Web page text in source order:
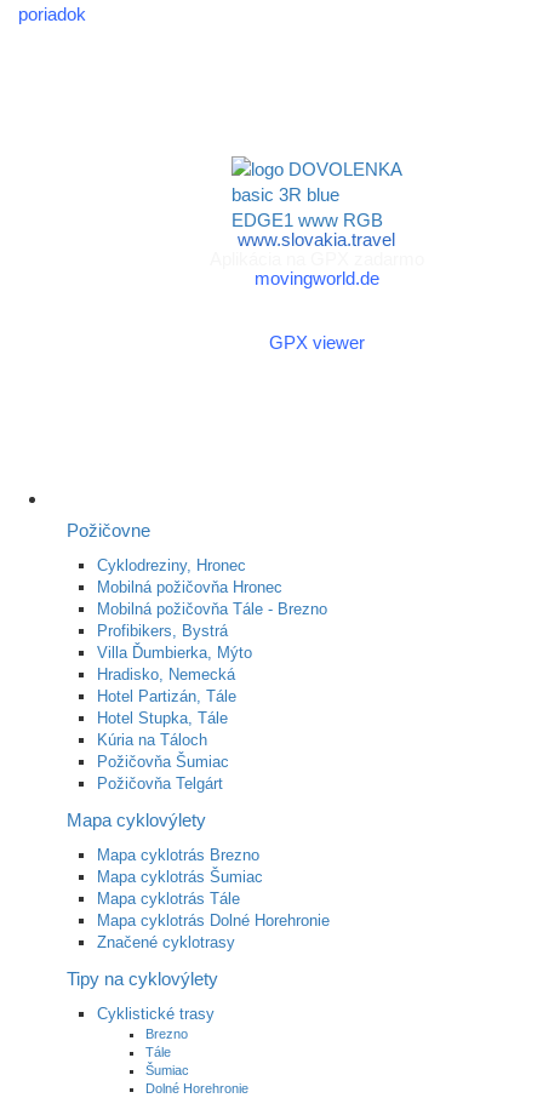
poriadok
www.slovakia.travel
movingworld.de
GPX viewer
Požičovne
Cyklodreziny, Hronec
Mobilná požičovňa Hronec
Mobilná požičovňa Tále - Brezno
Profibikers, Bystrá
Villa Ďumbierka, Mýto
Hradisko, Nemecká
Hotel Partizán, Tále
Hotel Stupka, Tále
Kúria na Táloch
Požičovňa Šumiac
Požičovňa Telgárt
Mapa cyklovýlety
Mapa cyklotrás Brezno
Mapa cyklotrás Šumiac
Mapa cyklotrás Tále
Mapa cyklotrás Dolné Horehronie
Značené cyklotrasy
Tipy na cyklovýlety
Cyklistické trasy
Brezno
Tále
Šumiac
Dolné Horehronie